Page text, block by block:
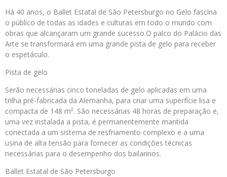
Há 40 anos, o Ballet Estatal de São Petersburgo no Gelo fascina
o público de todas as idades e culturas em todo o mundo com
obras que alcançaram um grande sucesso.O palco do Palácio das
Arte se transformará em uma grande pista de gelo para receber
o espetáculo.
Pista de gelo
Serão necessárias cinco toneladas de gelo aplicadas em uma
trilha pré-fabricada da Alemanha, para criar uma superfície lisa e
compacta de 148 m². São necessárias 48 horas de preparação e,
uma vez instalada a pista, é permanentemente mantida
conectada a um sistema de resfriamento complexo e a uma
usina de alta tensão para fornecer as condições técnicas
necessárias para o desempenho dos bailarinos.
Ballet Estatal de São Petersburgo